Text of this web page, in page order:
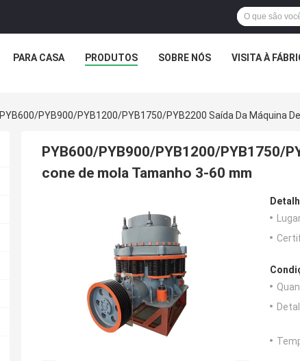
PARA CASA PRODUTOS SOBRE NÓS VISITA À
PYB600/PYB900/PYB1200/PYB1750/PYB2200 Saída Da Máquina
PYB600/PYB900/PYB1200/PYB1750/
cone de mola Tamanho 3-60 mm